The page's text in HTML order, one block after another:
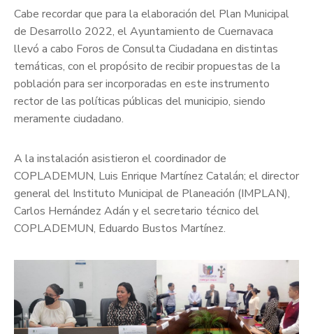
Cabe recordar que para la elaboración del Plan Municipal
de Desarrollo 2022, el Ayuntamiento de Cuernavaca
llevó a cabo Foros de Consulta Ciudadana en distintas
temáticas, con el propósito de recibir propuestas de la
población para ser incorporadas en este instrumento
rector de las políticas públicas del municipio, siendo
meramente ciudadano.
A la instalación asistieron el coordinador de
COPLADEMUN, Luis Enrique Martínez Catalán; el director
general del Instituto Municipal de Planeación (IMPLAN),
Carlos Hernández Adán y el secretario técnico del
COPLADEMUN, Eduardo Bustos Martínez.